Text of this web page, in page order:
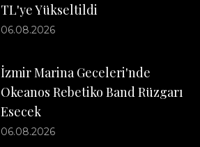
TL'ye Yükseltildi
06.08.2026
İzmir Marina Geceleri'nde
Okeanos Rebetiko Band Rüzgarı
Esecek
06.08.2026